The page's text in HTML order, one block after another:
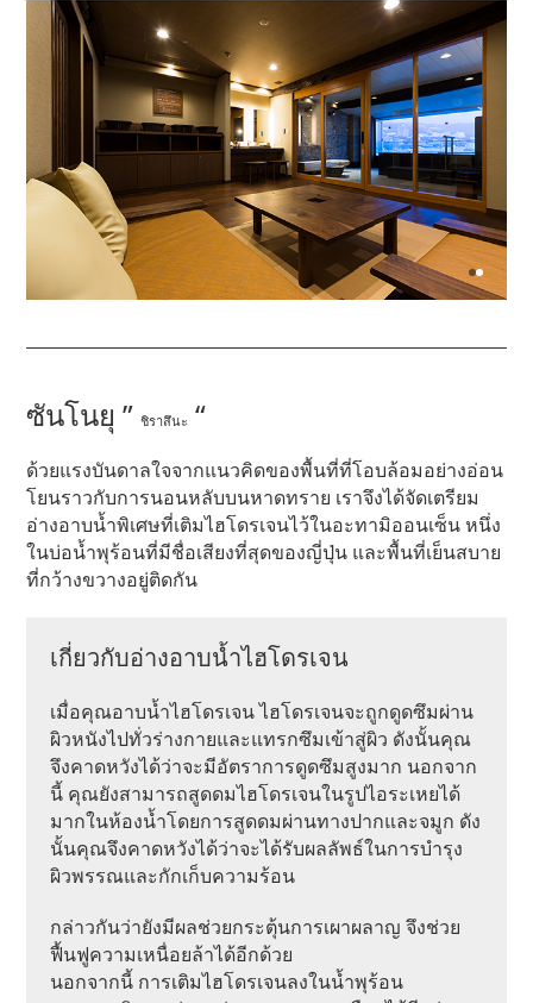
ซันโนยุ ”ชิราสึนะ “
ด้วยแรงบันดาลใจจากแนวคิดของพื้นที่ที่โอบล้อมอย่างอ่อน
โยนราวกับการนอนหลับบนหาดทราย เราจึงได้จัดเตรียม
อ่างอาบน้ำพิเศษที่เติมไฮโดรเจนไว้ในอะทามิออนเซ็น หนึ่ง
ในบ่อน้ำพุร้อนที่มีชื่อเสียงที่สุดของญี่ปุ่น และพื้นที่เย็นสบาย
ที่กว้างขวางอยู่ติดกัน
เกี่ยวกับอ่างอาบน้ำไฮโดรเจน
เมื่อคุณอาบน้ำไฮโดรเจน ไฮโดรเจนจะถูกดูดซึมผ่าน
ผิวหนังไปทั่วร่างกายและแทรกซึมเข้าสู่ผิว ดังนั้นคุณ
จึงคาดหวังได้ว่าจะมีอัตราการดูดซึมสูงมาก นอกจาก
นี้ คุณยังสามารถสูดดมไฮโดรเจนในรูปไอระเหยได้
มากในห้องน้ำโดยการสูดดมผ่านทางปากและจมูก ดัง
นั้นคุณจึงคาดหวังได้ว่าจะได้รับผลลัพธ์ในการบำรุง
ผิวพรรณและกักเก็บความร้อน
กล่าวกันว่ายังมีผลช่วยกระตุ้นการเผาผลาญ จึงช่วย
ฟื้นฟูความเหนื่อยล้าได้อีกด้วย
นอกจากนี้ การเติมไฮโดรเจนลงในน้ำพุร้อน